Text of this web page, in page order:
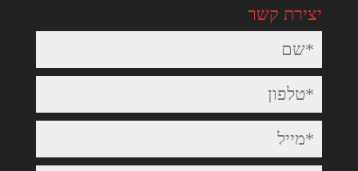
יצירת קשר